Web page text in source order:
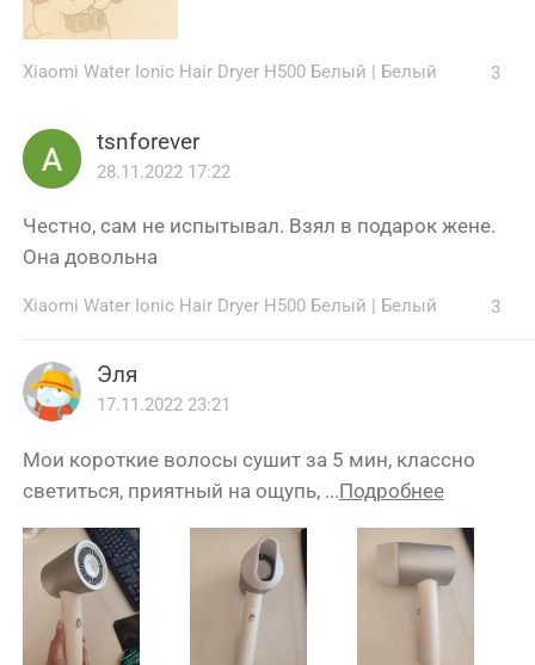
Xiaomi Water Ionic Hair Dryer H500 Белый Белый 3
tsnforever
28.11.2022 17:22
Честно, сам не испытывал. Взял в подарок жене.
Она довольна
Xiaomi Water Ionic Hair Dryer H500 Белый | Белый 3
Эля
17.11.2022 23:21
Мои короткие волосы сушит за 5 мин, классно
светиться, приятный на ощупь, ...Подробнее